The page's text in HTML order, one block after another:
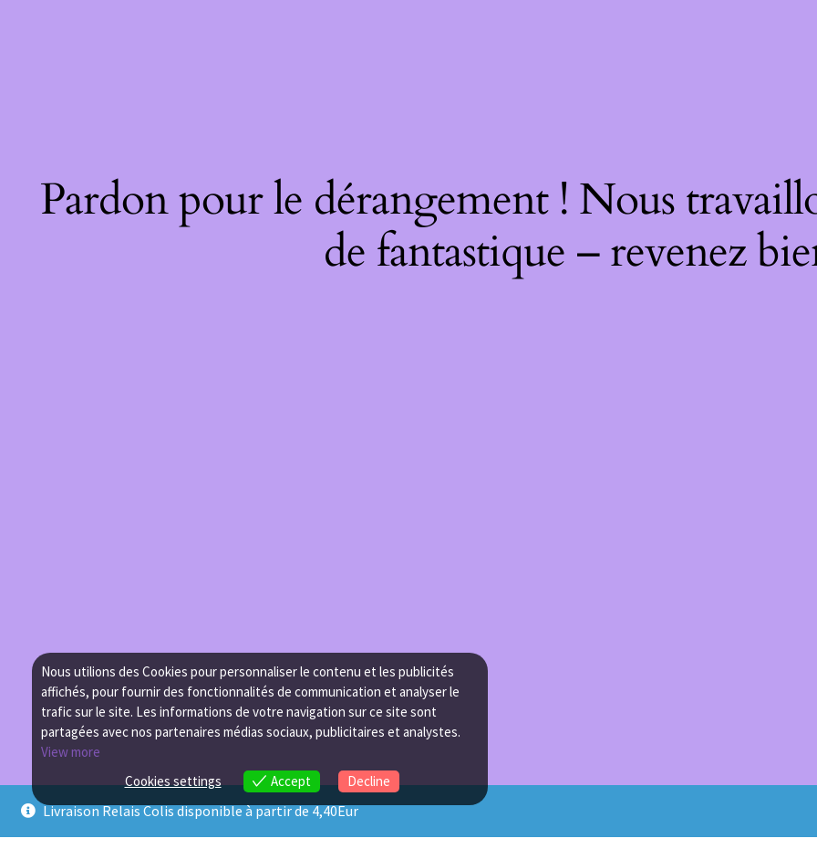
Livraison Relais Colis disponible à partir de 4,40Eur
Pardon pour le dérangement ! Nous
de fantastique – revenez
Nous utilions des Cookies pour personnaliser le contenu et les publicités
affichés, pour fournir des fonctionnalités de communication et analyser le
trafic sur le site. Les informations de votre navigation sur ce site sont
partagées avec nos partenaires médias sociaux, publicitaires et analystes.
View more
Cookies settings
Accept Decline